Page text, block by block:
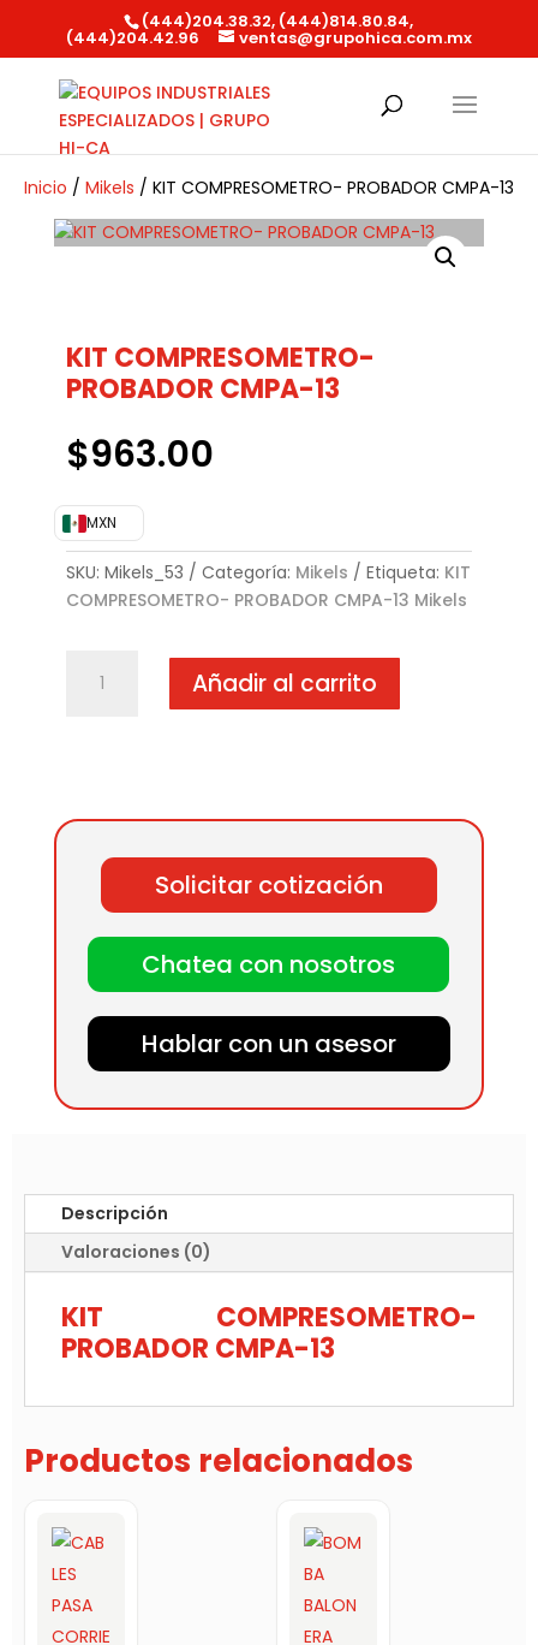
(444)204.38.32, (444)814.80.84,
(444)204.42.96 ventas@grupohica.com.mx
Inicio / Mikels / KIT COMPRESOMETRO- PROBADOR CMPA-13
KIT COMPRESOMETRO-
PROBADOR CMPA-13
$963.00
MXN
SKU: Mikels_53 Categoría: Mikels Etiqueta: KIT
COMPRESOMETRO- PROBADOR CMPA-13 Mikels
COMPRESOMETRO-Añadir al carrito
Solicitar cotización
Chatea con nosotros
Hablar con un asesor
Descripción
Valoraciones (0)
KIT COMPRESOMETRO-
PROBADOR CMPA-13
Productos relacionados